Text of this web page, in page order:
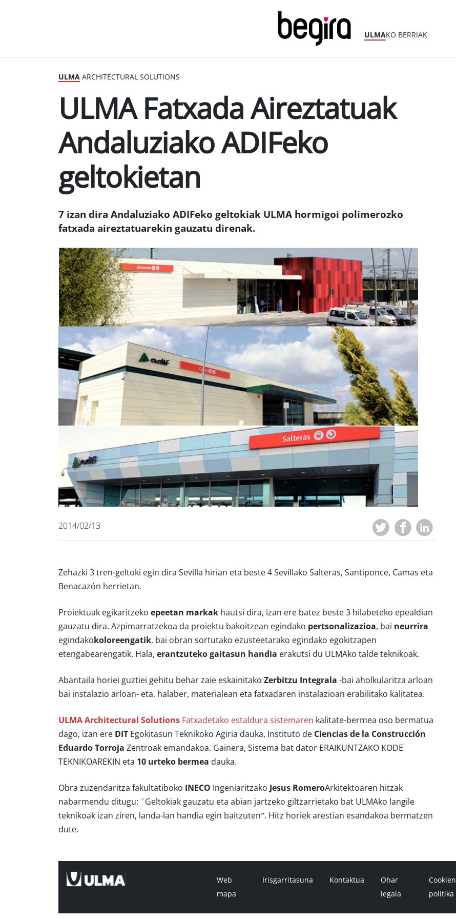
ULMAKO BERRIAK
ULMA ARCHITECTURAL SOLUTIONS
ULMA Fatxada Aireztatuak
Andaluziako ADIFeko
geltokietan
7 izan dira Andaluziako ADIFeko geltokiak ULMA hormigoi polimerozko
fatxada aireztatuarekin gauzatu direnak.
2014/02/13
Zehazki 3 tren-geltoki egin dira Sevilla hirian eta beste 4 Sevillako Salteras, Santiponce, Camas eta
Benacazón herrietan.
Proiektuak egikaritzeko epeetan markak hautsi dira, izan ere batez beste 3 hilabeteko epealdian
gauzatu dira. Azpimarratzekoa da proiektu bakoitzean egindako pertsonalizazioa, bai neurrira
egindako koloreengatik, bai obran sortutako ezusteetarako egindako egokitzapen
etengabearengatik. Hala, erantzuteko gaitasun handia erakutsi du ULMAko talde teknikoak.
Abantaila horiei guztiei gehitu behar zaie eskainitako Zerbitzu Integrala -bai aholkularitza arloan
bai instalazio arloan- eta, halaber, materialean eta fatxadaren instalazioan erabilitako kalitatea.
ULMA Architectural Solutions Fatxadetako estaldura sistemaren kalitate-bermea oso bermatua
dago, izan ere DIT Egokitasun Teknikoko Agiria dauka, Instituto de Ciencias de la Construcción
Eduardo Torroja Zentroak emandakoa. Gainera, Sistema bat dator ERAIKUNTZAKO KODE
TEKNIKOAREKIN eta 10 urteko bermea dauka.
Obra zuzendaritza fakultatiboko INECO Ingeniaritzako Jesus RomeroArkitektoaren hitzak
nabarmendu ditugu: ¨Geltokiak gauzatu eta abian jartzeko giltzarrietako bat ULMAko langile
teknikoak izan ziren, landa-lan handia egin baitzuten”. Hitz horiek arestian esandakoa bermatzen
dute.
Web
mapa
Irisgarritasuna Kontaktua
Ohar
legala
Cookien
politika